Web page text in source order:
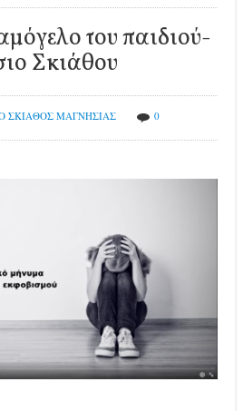
του παιδιού-
Σκιάθου
ΣΚΙΑΘΟΣ ΜΑΓΝΗΣΙΑΣ 0